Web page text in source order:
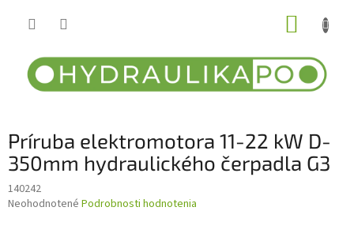
Príruba elektromotora 11-22 kW D-
350mm hydraulického čerpadla G3
140242
Priemerné
Neohodnotené Podrobnosti hodnotenia